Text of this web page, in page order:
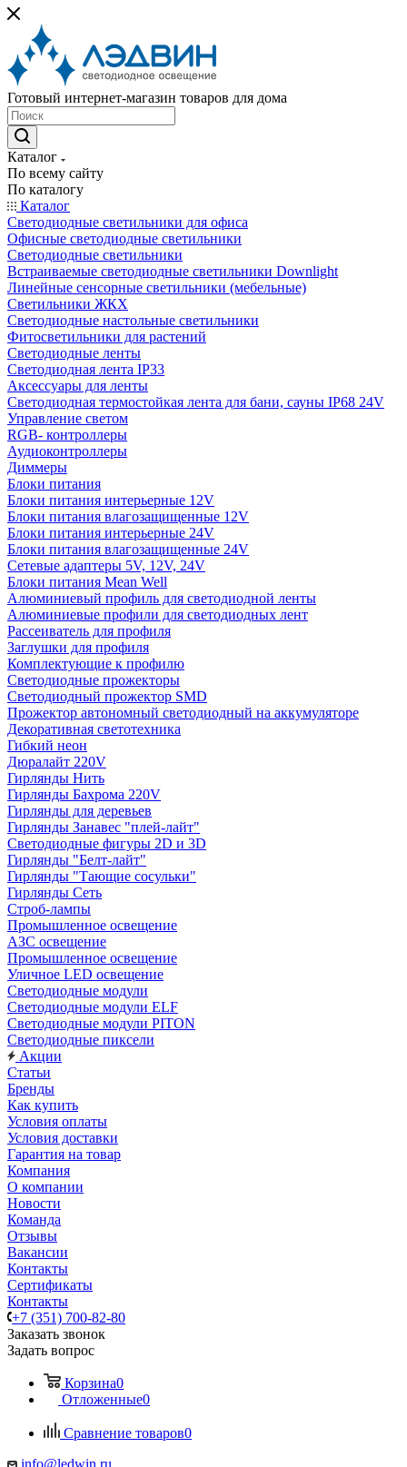
Готовый интернет-магазин товаров для дома
Каталог
По всему сайту
По каталогу
Каталог
Светодиодные светильники для офиса
Офисные светодиодные светильники
Светодиодные светильники
Встраиваемые светодиодные светильники Downlight
Линейные сенсорные светильники (мебельные)
Светильники ЖКХ
Светодиодные настольные светильники
Фитосветильники для растений
Светодиодные ленты
Светодиодная лента IP33
Аксессуары для ленты
Светодиодная термостойкая лента для бани, сауны IP68 24V
Управление светом
RGB- контроллеры
Аудиоконтроллеры
Диммеры
Блоки питания
Блоки питания интерьерные 12V
Блоки питания влагозащищенные 12V
Блоки питания интерьерные 24V
Блоки питания влагозащищенные 24V
Сетевые адаптеры 5V, 12V, 24V
Блоки питания Mean Well
Алюминиевый профиль для светодиодной ленты
Алюминиевые профили для светодиодных лент
Рассеиватель для профиля
Заглушки для профиля
Комплектующие к профилю
Светодиодные прожекторы
Светодиодный прожектор SMD
Прожектор автономный светодиодный на аккумуляторе
Декоративная светотехника
Гибкий неон
Дюралайт 220V
Гирлянды Нить
Гирлянды Бахрома 220V
Гирлянды для деревьев
Гирлянды Занавес "плей-лайт"
Светодиодные фигуры 2D и 3D
Гирлянды "Белт-лайт"
Гирлянды "Тающие сосульки"
Гирлянды Сеть
Строб-лампы
Промышленное освещение
АЗС освещение
Промышленное освещение
Уличное LED освещение
Светодиодные модули
Светодиодные модули ELF
Светодиодные модули PITON
Светодиодные пиксели
Акции
Статьи
Бренды
Как купить
Условия оплаты
Условия доставки
Гарантия на товар
Компания
О компании
Новости
Команда
Отзывы
Вакансии
Контакты
Сертификаты
Контакты
+7 (351) 700-82-80
Заказать звонок
Задать вопрос
Корзина0
Отложенные0
Сравнение товаров0
info@ledwin.ru